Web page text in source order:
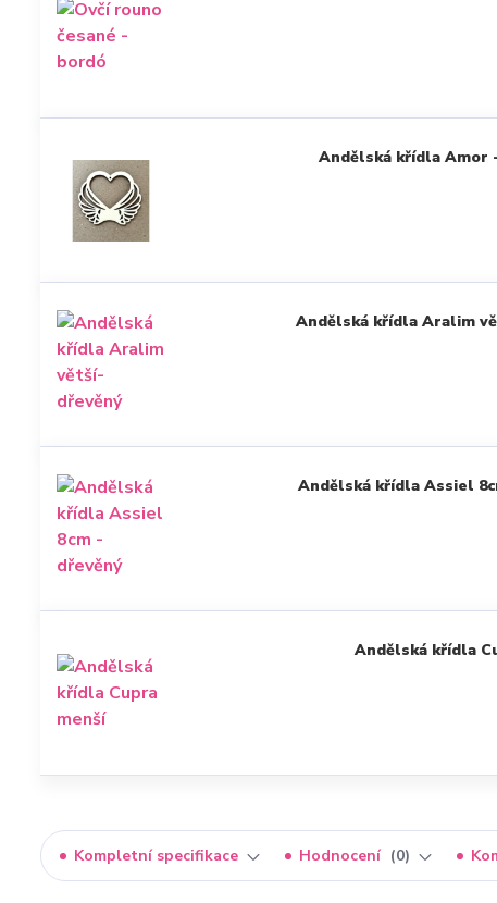
Andělská křídla Amor
Andělská křídla Aralim
Andělská křídla Assiel
Andělská křídla
Kompletní specifikace Hodnocení 0